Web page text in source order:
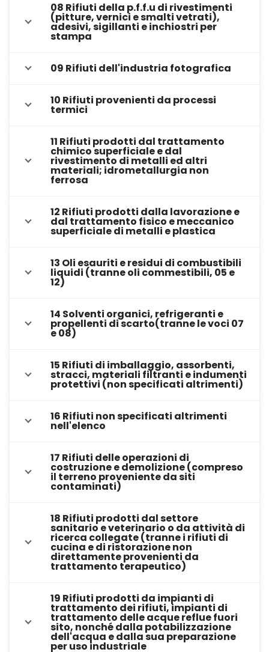
08 Rifiuti della p.f.f.u di rivestimenti
(pitture, vernici e smalti vetrati),
adesivi, sigillanti e inchiostri per
stampa
09 Rifiuti dell'industria fotografica
10 Rifiuti provenienti da processi
termici
11 Rifiuti prodotti dal trattamento
chimico superficiale e dal
rivestimento di metalli ed altri
materiali; idrometallurgia non
ferrosa
12 Rifiuti prodotti dalla lavorazione e
dal trattamento fisico e meccanico
superficiale di metalli e plastica
13 Oli esauriti e residui di combustibili
liquidi (tranne oli commestibili, 05 e
12)
14 Solventi organici, refrigeranti e
propellenti di scarto(tranne le voci 07
e 08)
15 Rifiuti di imballaggio, assorbenti,
stracci, materiali filtranti e indumenti
protettivi (non specificati altrimenti)
16 Rifiuti non specificati altrimenti
nell'elenco
17 Rifiuti delle operazioni di
costruzione e demolizione (compreso
il terreno proveniente da siti
contaminati)
18 Rifiuti prodotti dal settore
sanitario e veterinario o da attività di
ricerca collegate (tranne i rifiuti di
cucina e di ristorazione non
direttamente provenienti da
trattamento terapeutico)
19 Rifiuti prodotti da impianti di
trattamento dei rifiuti, impianti di
trattamento delle acque reflue fuori
sito, nonché dalla potabilizzazione
dell'acqua e dalla sua preparazione
per uso industriale